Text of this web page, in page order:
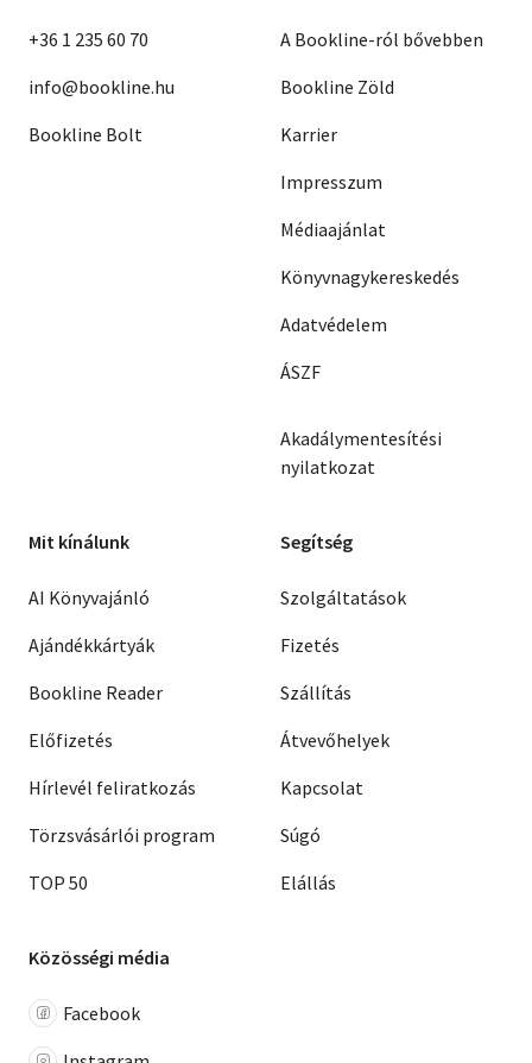
+36 1 235 60 70
info@bookline.hu
Bookline Bolt
A Bookline-ról bővebben
Bookline Zöld
Karrier
Impresszum
Médiaajánlat
Könyvnagykereskedés
Adatvédelem
ÁSZF
Akadálymentesítési
nyilatkozat
Mit kínálunk
AI Könyvajánló
Ajándékkártyák
Bookline Reader
Előfizetés
Hírlevél feliratkozás
Törzsvásárlói program
TOP 50
Segítség
Szolgáltatások
Fizetés
Szállítás
Átvevőhelyek
Kapcsolat
Súgó
Elállás
Közösségi média
Facebook